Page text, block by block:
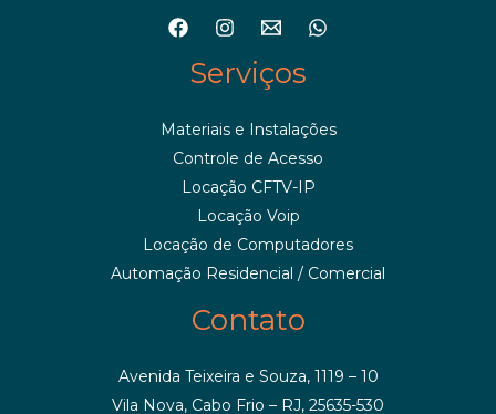
Serviços
Materiais e Instalações
Controle de Acesso
Locação CFTV-IP
Locação Voip
Locação de Computadores
Automação Residencial / Comercial
Contato
Avenida Teixeira e Souza, 1119 – 10
Vila Nova, Cabo Frio – RJ, 25635-530